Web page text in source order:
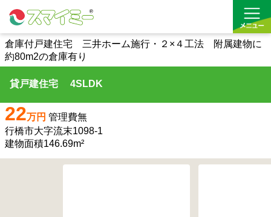
お気に入り
倉庫付戸建住宅 三井ホーム施行・２×４工法 附属建物に
約80m2の倉庫有り
貸戸建住宅 4SLDK
22万円 管理費無
行橋市大字流末1098-1
建物面積146.69m²